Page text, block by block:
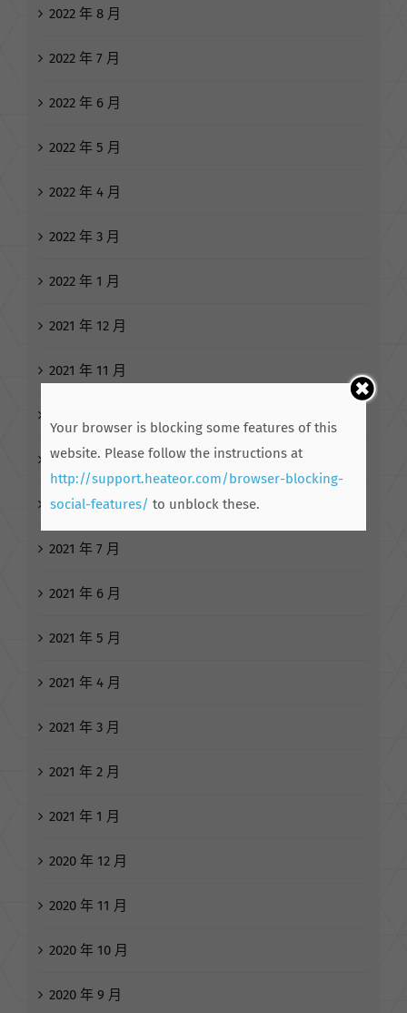
2022 年 8 月
2022 年 7 月
2022 年 6 月
2022 年 5 月
2022 年 4 月
2022 年 3 月
2022 年 1 月
2021 年 12 月
2021 年 11 月
2021 年 9 月
2021 年 8 月
2021 年 7 月
2021 年 6 月
2021 年 5 月
2021 年 4 月
2021 年 3 月
2021 年 2 月
2021 年 1 月
2020 年 12 月
2020 年 11 月
2020 年 10 月
2020 年 9 月
Your browser is blocking some features of this
website. Please follow the instructions at
http://support.heateor.com/browser-blocking-
social-features/ to unblock these.